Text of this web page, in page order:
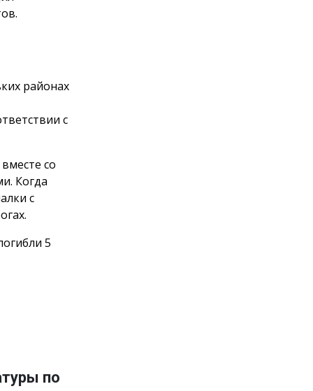
районах
с
вместе со
Когда
с
5
по